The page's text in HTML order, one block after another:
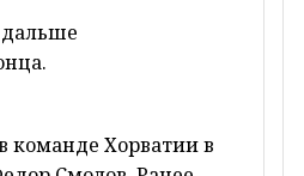
дальше
команде Хорватии в